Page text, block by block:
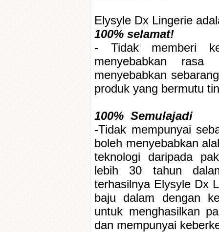
Elysyle Dx Lingerie
100% selamat!
- Tidak memberi
menyebabkan
menyebabkan
produk yang bermutu
100% Semulajadi
-Tidak mempunyai
boleh menyebabkan
teknologi daripada
lebih 30 tahun
terhasilnya Elysyle Dx
baju dalam dengan
untuk menghasilkan
dan mempunyai